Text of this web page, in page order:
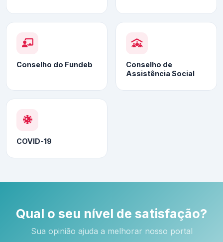
Conselho do Fundeb
Conselho de
Assistência Social
COVID-19
Qual o seu nível de satisfação?
Sua opinião ajuda a melhorar nosso portal